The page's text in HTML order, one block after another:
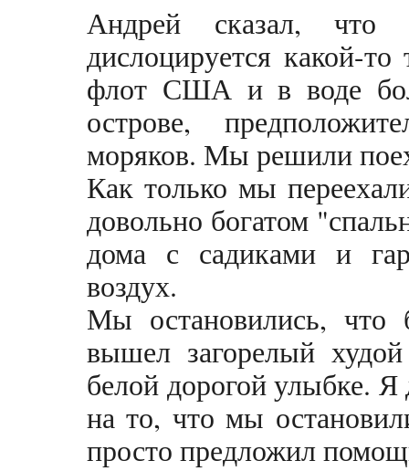
Андрей сказал, что
дислоцируется какой-
флот США и в воде
острове,
моряков. Мы решили
Как только мы
довольно богатом
дома с садиками и
воздух.
Мы остановились, что
вышел загорелый
белой дорогой улыбке. Я
на то, что мы
просто предложил